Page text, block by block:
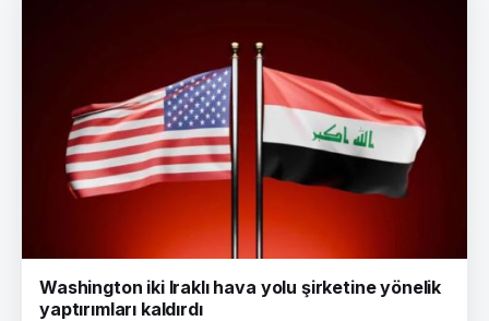
Washington iki Iraklı hava yolu şirketine yönelik
yaptırımları kaldırdı